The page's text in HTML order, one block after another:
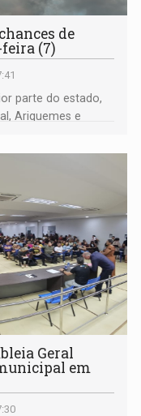
de
(7)
parte do estado,
Ariquemes e
Geral
em